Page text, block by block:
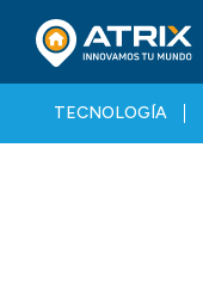
TECNOLOGÍA